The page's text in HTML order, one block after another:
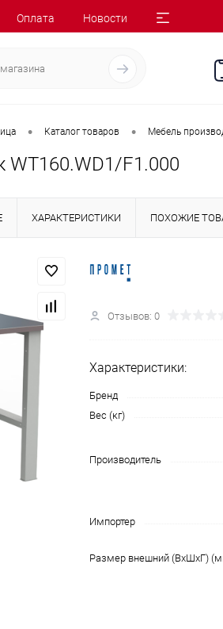
Оплата Новости
• Каталог товаров • Мебель
WT160.WD1/F1.000
ХАРАКТЕРИСТИКИ ПОХОЖИЕ
Отзывов: 0
Характеристики:
Бренд
Вес (кг)
Производитель
Импортер
Размер внешний (ВxШxГ)